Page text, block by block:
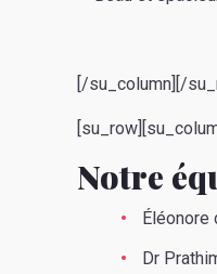
[/su_column][/
Notre
Éléonore
Dr